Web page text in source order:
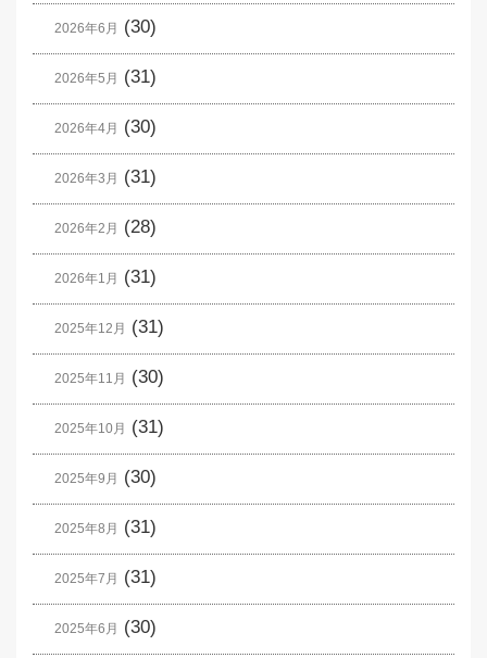
2026年6月 (30)
2026年5月 (31)
2026年4月 (30)
2026年3月 (31)
2026年2月 (28)
2026年1月 (31)
2025年12月 (31)
2025年11月 (30)
2025年10月 (31)
2025年9月 (30)
2025年8月 (31)
2025年7月 (31)
2025年6月 (30)